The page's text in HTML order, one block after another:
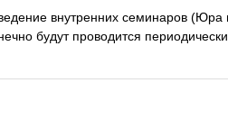
внутренних семинаров
будут проводится